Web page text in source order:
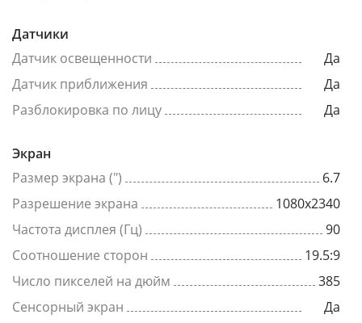
Датчики
Датчик освещенности
Да
Датчик приближения
Да
Разблокировка по лицу
Да
Экран
Размер экрана (")
6.7
Разрешение экрана
1080x2340
Частота дисплея (Гц)
90
Соотношение сторон
19.5:9
Число пикселей на дюйм
385
Сенсорный экран
Да